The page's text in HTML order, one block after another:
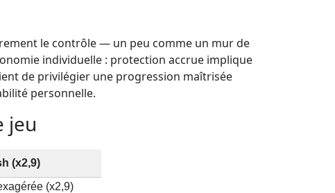
le contrôle — un peu comme un mur de
individuelle : protection accrue implique
de privilégier une progression maîtrisée
personnelle.
jeu
(x2,9)
(x2,9)